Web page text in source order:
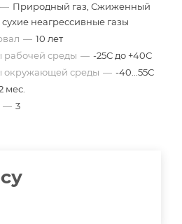
— Природный газ, Сжиженный
неагрессивные газы
— 10 лет
рабочей среды — -25С до +40С
окружающей среды — -40...55С
мес.
— 3